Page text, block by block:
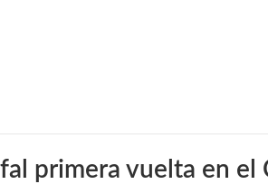
primera vuelta en el